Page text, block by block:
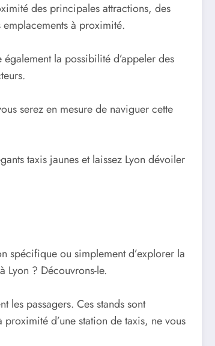
des principales attractions, des
à proximité.
la possibilité d’appeler des
serez en mesure de naviguer cette
taxis jaunes et laissez Lyon dévoiler
spécifique ou simplement d’explorer la
Lyon ? Découvrons-le.
les passagers. Ces stands sont
d’une station de taxis, ne vous